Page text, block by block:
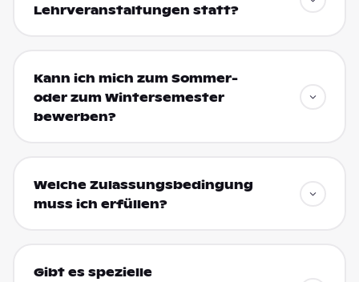
Lehrveranstaltungen statt?
Kann ich mich zum Sommer-
oder zum Wintersemester
bewerben?
Welche Zulassungsbedingung
muss ich erfüllen?
Gibt es spezielle